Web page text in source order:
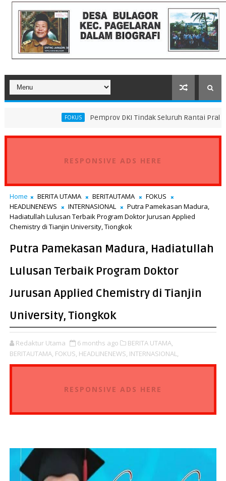
Pemprov DKI Tindak Seluruh Rantai Praktik
RESPONSIVE ADS HERE
Home BERITA UTAMA BERITAUTAMA
FOKUS
HEADLINENEWS
INTERNASIONAL
Putra Pamekasan Madura,
Hadiatullah Lulusan Terbaik Program Doktor Jurusan Applied
Chemistry di Tianjin University, Tiongkok
Putra Pamekasan Madura, Hadiatullah
Lulusan Terbaik Program Doktor
Jurusan Applied Chemistry di Tianjin
University, Tiongkok
Redaktur Utama 6 months ago
BERITA UTAMA,
BERITAUTAMA, FOKUS, HEADLINENEWS, INTERNASIONAL,
RESPONSIVE ADS HERE